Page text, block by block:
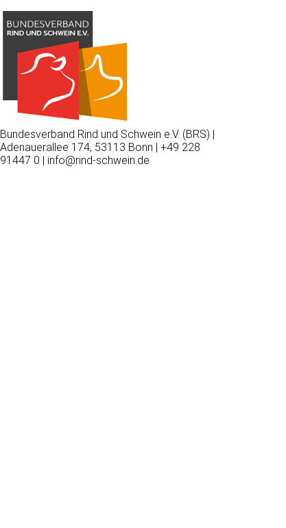
Bundesverband Rind und Schwein e.V. (BRS) |
Adenauerallee 174, 53113 Bonn | +49 228
91447 0 | info@rind-schwein.de